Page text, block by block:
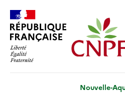
contenu
principal
Nouvelle-